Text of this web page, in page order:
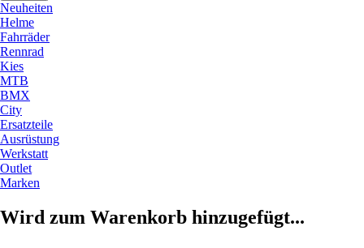
Neuheiten
Helme
Fahrräder
Rennrad
Kies
MTB
BMX
City
Ersatzteile
Ausrüstung
Werkstatt
Outlet
Marken
Wird zum Warenkorb hinzugefügt...